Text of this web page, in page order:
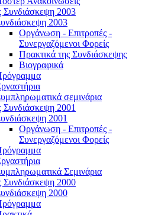
Συνδιάσκεψη 2003
2003
Οργάνωση - Επιτροπές -
Συνεργαζόμενοι Φορείς
Πρακτικά της Συνδιάσκεψης
Βιογραφικά
σεμινάρια
Συνδιάσκεψη 2001
2001
Οργάνωση - Επιτροπές -
Συνεργαζόμενοι Φορείς
Σεμινάρια
Συνδιάσκεψη 2000
2000